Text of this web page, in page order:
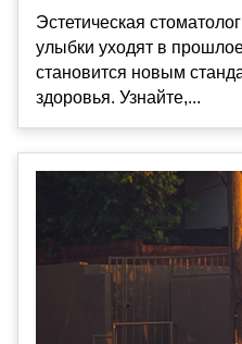
Эстетическая
улыбки уходят в
становится новым
здоровья. Узнайте,...